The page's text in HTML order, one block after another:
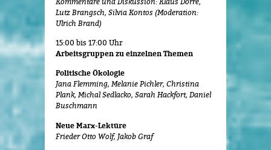
Lutz Brangsch, Silvia Kontos (Moderation:
Ulrich Brand)
15:00 bis 17:00 Uhr
Arbeitsgruppen zu einzelnen Themen
Politische Ökologie
Jana Flemming, Melanie Pichler, Christina
Plank, Michal Sedlacko, Sarah Hackfort, Daniel
Buschmann
Neue Marx-Lektüre
Frieder Otto Wolf, Jakob Graf